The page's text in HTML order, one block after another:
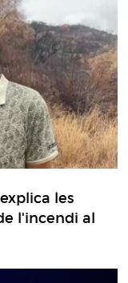
les
l'incendi al